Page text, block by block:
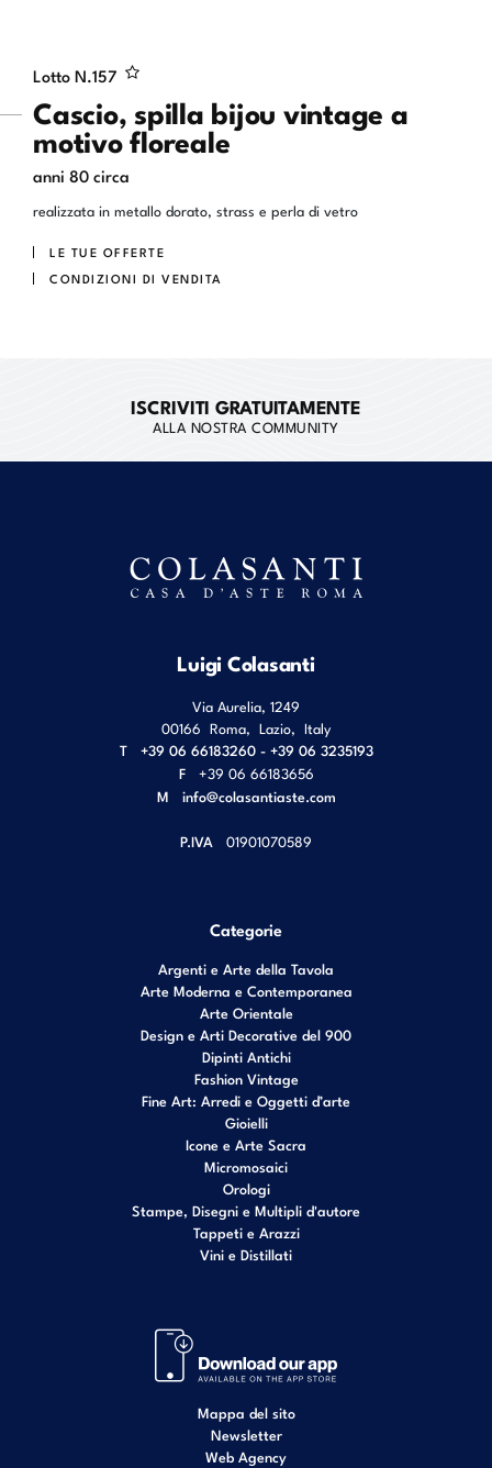
Lotto N.157
Cascio, spilla bijou vintage a
motivo floreale
anni 80 circa
realizzata in metallo dorato, strass e perla di vetro
LE TUE OFFERTE
CONDIZIONI DI VENDITA
ISCRIVITI GRATUITAMENTE
ALLA NOSTRA COMMUNITY
Luigi Colasanti
Via Aurelia, 1249
00166 Roma Lazio Italy
T
+39 06 66183260 - +39 06 3235193
F
+39 06 66183656
M info@colasantiaste.com
P.IVA 01901070589
Categorie
Argenti e Arte della Tavola
Arte Moderna e Contemporanea
Arte Orientale
Design e Arti Decorative del 900
Dipinti Antichi
Fashion Vintage
Fine Art: Arredi e Oggetti d’arte
Gioielli
Icone e Arte Sacra
Micromosaici
Orologi
Stampe, Disegni e Multipli d'autore
Tappeti e Arazzi
Vini e Distillati
Mappa del sito
Newsletter
Web Agency